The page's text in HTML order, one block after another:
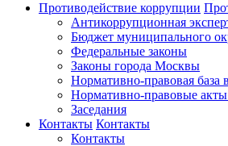
Противодействие коррупции
Антикоррупционная
Бюджет муниципального
Федеральные законы
Законы города Москвы
Нормативно-правовая база
Нормативно-правовые
Заседания
Контакты Контакты
Контакты